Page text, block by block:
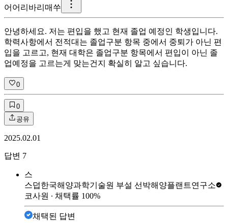
어 어리바리매쑤
안녕하세요. 저는 편입을 했고 현재 졸업 예정인 학생입니다.
학력사항에서 전적대는 졸업구분 항목 중에서 중퇴가 아닌 편
입을 고르고, 현재 대학은 졸업구분 항목에서 편입이 아닌 졸
업예정을 고르는게 맞는건지 확실히 알고 싶습니다.
0
0
공유
2025.02.01
답변 7
스
스덥한국해양과학기술원 부설 선박해양플랜트연구소
코사원 ∙ 채택률 100%
채택된 답변